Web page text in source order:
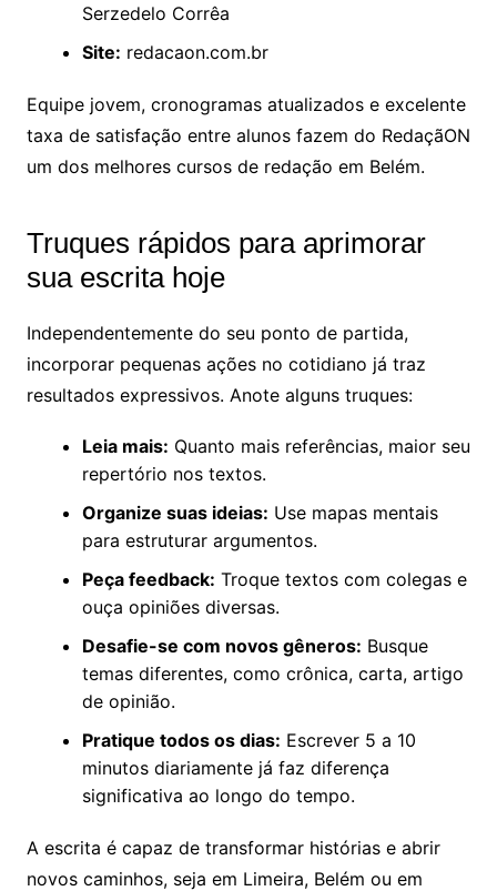
Serzedelo Corrêa
Site: redacaon.com.br
Equipe jovem, cronogramas atualizados e excelente
taxa de satisfação entre alunos fazem do RedaçãON
um dos melhores cursos de redação em Belém.
Truques rápidos para aprimorar
sua escrita hoje
Independentemente do seu ponto de partida,
incorporar pequenas ações no cotidiano já traz
resultados expressivos. Anote alguns truques:
Leia mais: Quanto mais referências, maior seu
repertório nos textos.
Organize suas ideias: Use mapas mentais
para estruturar argumentos.
Peça feedback: Troque textos com colegas e
ouça opiniões diversas.
Desafie-se com novos gêneros: Busque
temas diferentes, como crônica, carta, artigo
de opinião.
Pratique todos os dias: Escrever 5 a 10
minutos diariamente já faz diferença
significativa ao longo do tempo.
A escrita é capaz de transformar histórias e abrir
novos caminhos, seja em Limeira, Belém ou em